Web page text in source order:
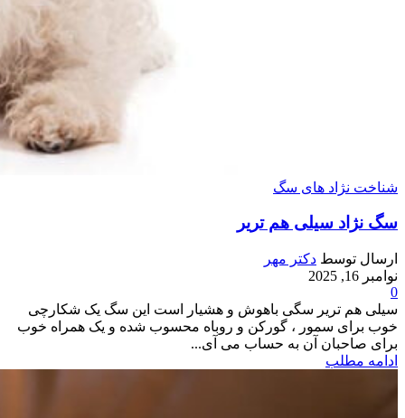
شناخت نژاد های سگ
سگ نژاد سیلی هم تریر
ارسال توسط دکتر مهر
نوامبر 16, 2025
0
سیلی هم تریر سگی باهوش و هشیار است این سگ یک شکارچی
خوب برای سمور ، گورکن و روباه محسوب شده و یک همراه خوب
برای صاحبان آن به حساب می آی...
ادامه مطلب